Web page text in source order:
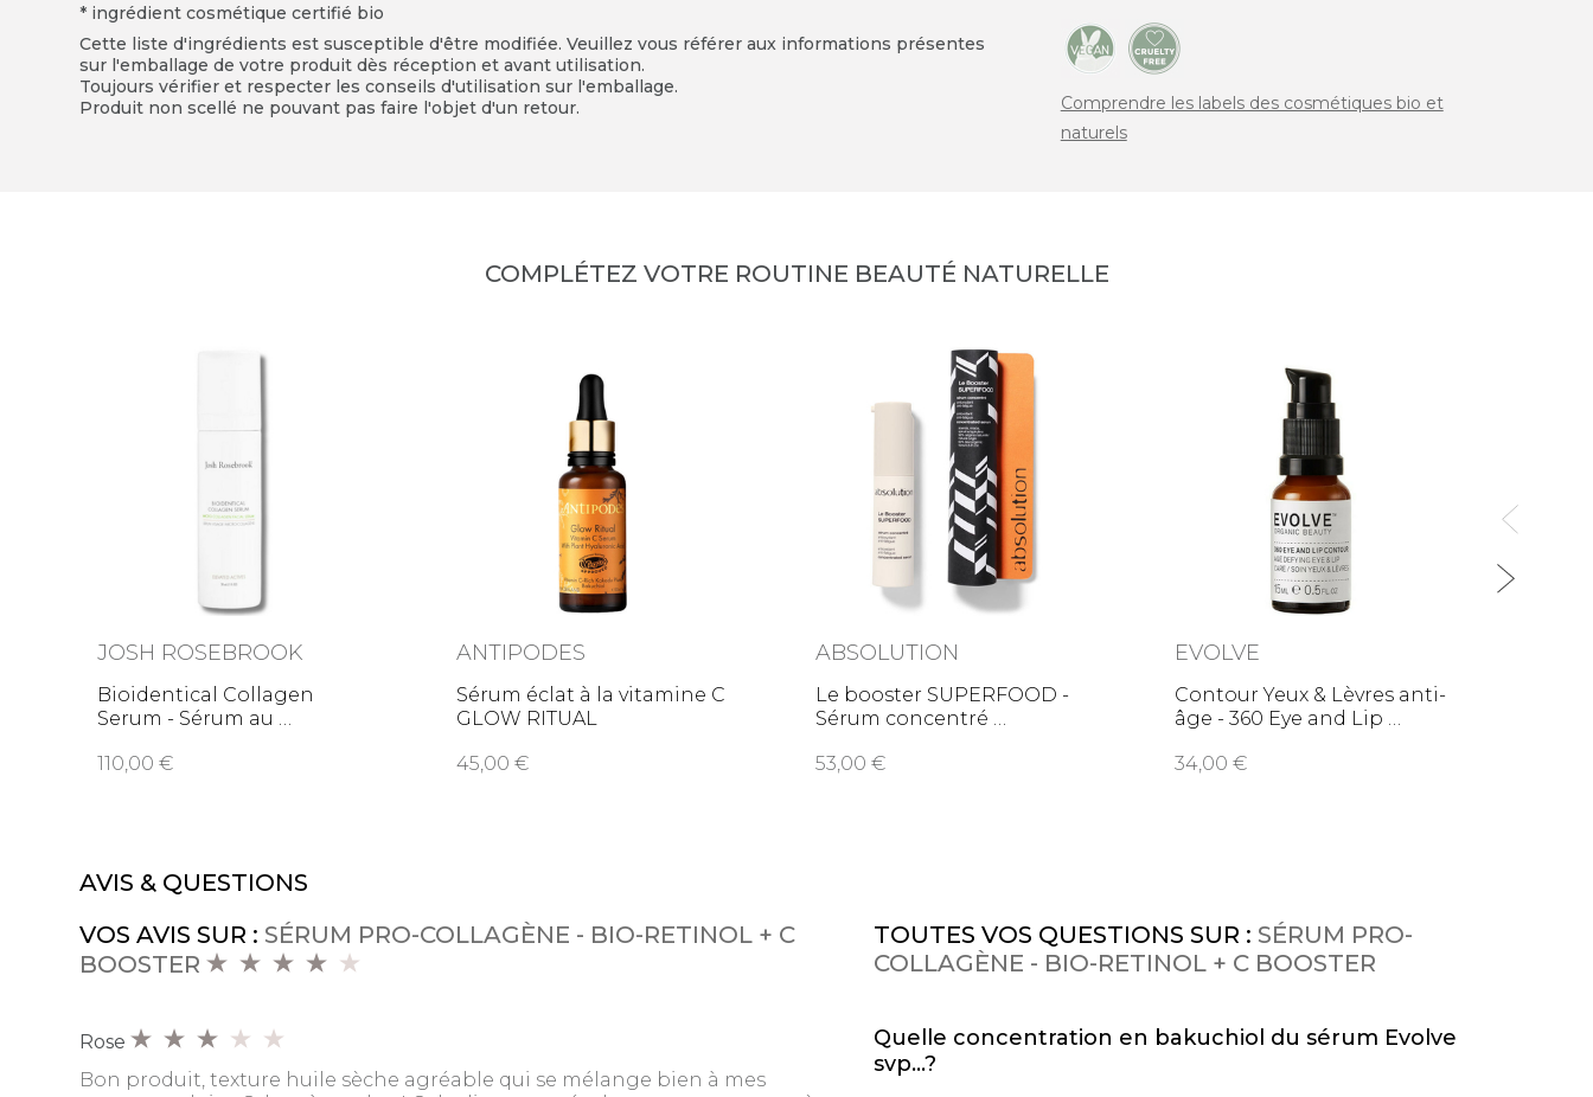
* ingrédient cosmétique certifié bio
Cette liste d'ingrédients est susceptible d'être modifiée. Veuillez vous référer aux informations présentes
sur l'emballage de votre produit dès réception et avant utilisation.
Toujours vérifier et respecter les conseils d'utilisation sur l'emballage.
Produit non scellé ne pouvant pas faire l'objet d'un retour.
Comprendre les labels des cosmétiques bio et
naturels
COMPLÉTEZ VOTRE ROUTINE BEAUTÉ NATURELLE
JOSH ROSEBROOK
Bioidentical Collagen
Serum - Sérum au
110,00
ANTIPODES
Sérum éclat à la vitamine C
GLOW RITUAL
45,00
ABSOLUTION
Le booster SUPERFOOD -
Sérum concentré
53,00
EVOLVE
Contour Yeux & Lèvres anti-
ge - 360 Eye and Lip
34,00
AVIS & QUESTIONS
VOS AVIS SUR : SÉRUM PRO-COLLAGÈNE - BIO-RETINOL + C
BOOSTER
Rose
Bon produit, texture huile sèche agréable qui se mélange bien à mes
TOUTES VOS QUESTIONS SUR : SÉRUM PRO-
COLLAGÈNE - BIO-RETINOL + C BOOSTER
Quelle concentration en bakuchiol du sérum Evolve
svp...?